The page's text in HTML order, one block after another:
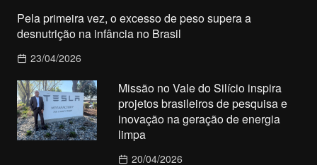
Pela primeira vez, o excesso de peso supera a
desnutrição na infância no Brasil
23/04/2026
Missão no Vale do Silício inspira
projetos brasileiros de pesquisa e
inovação na geração de energia
limpa
20/04/2026